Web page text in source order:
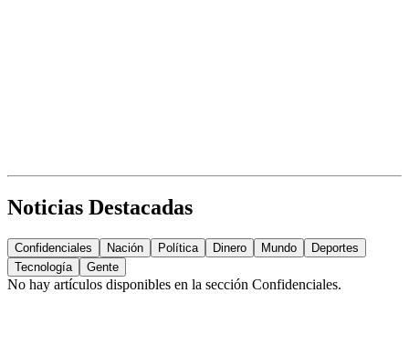
Noticias Destacadas
Confidenciales Nación Política Dinero Mundo
Deportes
Tecnología
Gente
No hay artículos disponibles en la sección Confidenciales.